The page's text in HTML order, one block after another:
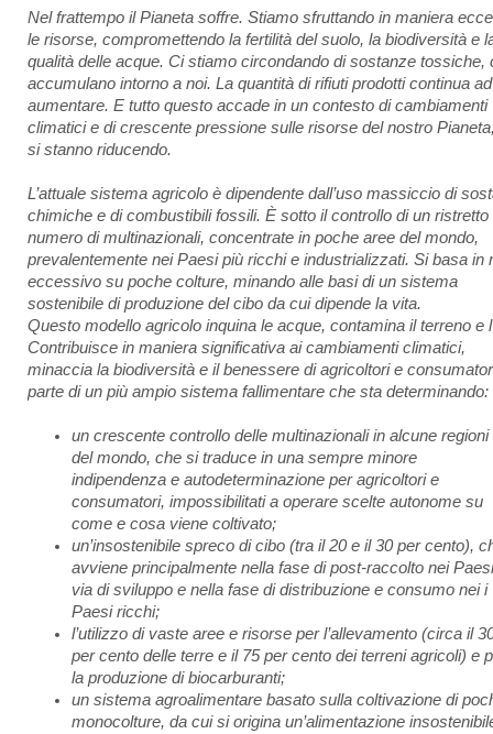
Nel frattempo il Pianeta soffre. Stiamo sfruttando in maniera
le risorse, compromettendo la fertilità del suolo, la biodiversità e
qualità delle acque. Ci stiamo circondando di sostanze tossiche,
accumulano intorno a noi. La quantità di rifiuti prodotti continua ad
aumentare. E tutto questo accade in un contesto di cambiamenti
climatici e di crescente pressione sulle risorse del nostro
si stanno riducendo.
L’attuale sistema agricolo è dipendente dall’uso massiccio di
chimiche e di combustibili fossili. È sotto il controllo di un ristretto
numero di multinazionali, concentrate in poche aree del mondo,
prevalentemente nei Paesi più ricchi e industrializzati. Si basa in
eccessivo su poche colture, minando alle basi di un sistema
sostenibile di produzione del cibo da cui dipende la vita.
Questo modello agricolo inquina le acque, contamina il terreno e
Contribuisce in maniera significativa ai cambiamenti climatici,
minaccia la biodiversità e il benessere di agricoltori e
parte di un più ampio sistema fallimentare che sta determinando:
un crescente controllo delle multinazionali in alcune regioni
del mondo, che si traduce in una sempre minore
indipendenza e autodeterminazione per agricoltori e
consumatori, impossibilitati a operare scelte autonome su
come e cosa viene coltivato;
un’insostenibile spreco di cibo (tra il 20 e il 30 per cento),
avviene principalmente nella fase di post-raccolto nei
via di sviluppo e nella fase di distribuzione e consumo nei i
Paesi ricchi;
l’utilizzo di vaste aree e risorse per l’allevamento (circa il
per cento delle terre e il 75 per cento dei terreni agricoli) e
la produzione di biocarburanti;
un sistema agroalimentare basato sulla coltivazione di
monocolture, da cui si origina un’alimentazione